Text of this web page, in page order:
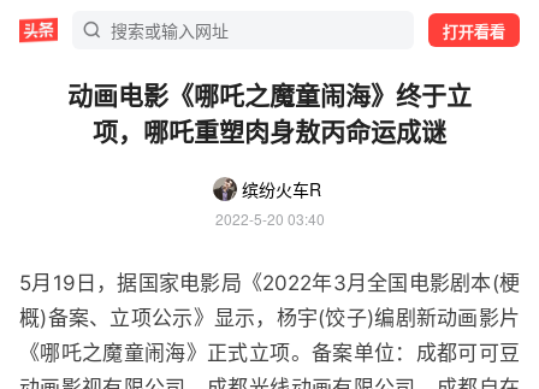
打开看看
动画电影《哪吒之魔童闹海》终于立
项，哪吒重塑肉身敖丙命运成谜
缤纷火车R
2022-5-20 03:40
5月19日，据国家电影局《2022年3月全国电影剧本(梗
概)备案、立项公示》显示，杨宇(饺子)编剧新动画影片
《哪吒之魔童闹海》正式立项。备案单位：成都可可豆